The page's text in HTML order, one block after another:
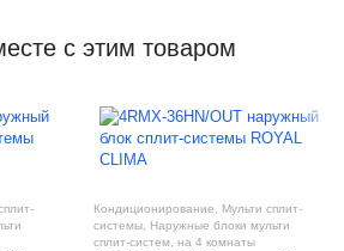
с этим товаром
Кондиционирование, Мульти сплит-
системы, Наружные блоки мульти
сплит-систем, на 4 комнаты